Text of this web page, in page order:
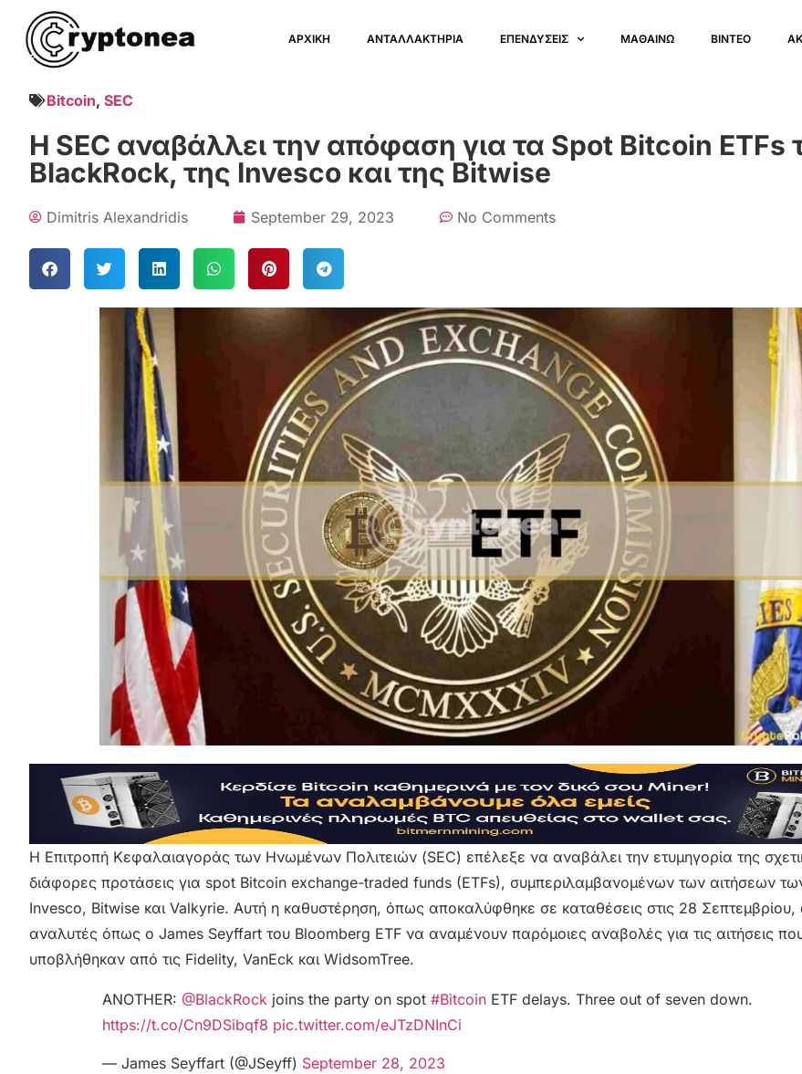
ΑΡΧΙΚΗ ΑΝΤΑΛΛΑΚΤΗΡΙΑ ΕΠΕΝΔΥΣΕΙΣ ΜΑΘΑΙΝΩ ΒΙΝΤΕΟ
Bitcoin, SEC
Η SEC αναβάλλει την απόφαση για τα Spot Bitcoin ETFs
BlackRock, της Invesco και της Bitwise
Dimitris Alexandridis September 29, 2023 No Comments
Η Επιτροπή Κεφαλαιαγοράς των Ηνωμένων Πολιτειών (SEC) επέλεξε να αναβάλει την ετυμηγορία της
διάφορες προτάσεις για spot Bitcoin exchange-traded funds (ETFs), συμπεριλαμβανομένων των αιτήσεων
Invesco, Bitwise και Valkyrie. Αυτή η καθυστέρηση, όπως αποκαλύφθηκε σε καταθέσεις στις 28
αναλυτές όπως ο James Seyffart του Bloomberg ETF να αναμένουν παρόμοιες αναβολές για τις αιτήσεις
υποβλήθηκαν από τις Fidelity, VanEck και WidsomTree.
ANOTHER: @BlackRock joins the party on spot #Bitcoin ETF delays. Three out of seven down.
https://t.co/Cn9DSibqf8 pic.twitter.com/eJTzDNInCi
— James Seyffart (@JSeyff) September 28, 2023